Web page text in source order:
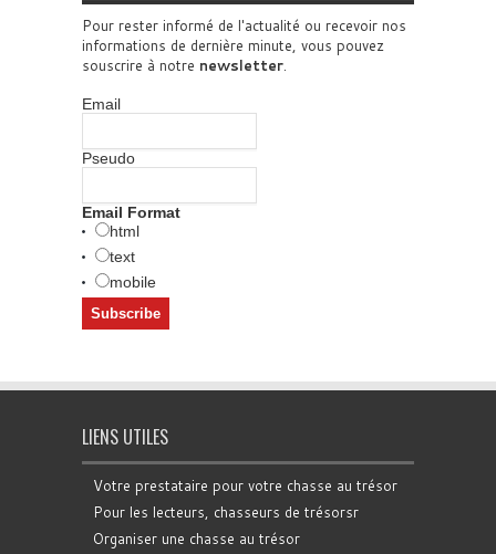
Pour rester informé de l'actualité ou recevoir nos
informations de dernière minute, vous pouvez
souscrire à notre newsletter.
Email
Pseudo
Email Format
html
text
mobile
LIENS UTILES
Votre prestataire pour votre chasse au trésor
Pour les lecteurs, chasseurs de trésorsr
Organiser une chasse au trésor